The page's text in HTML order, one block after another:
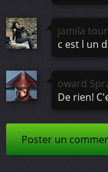
jamila
c est l un
oward
De rien!
Poster un